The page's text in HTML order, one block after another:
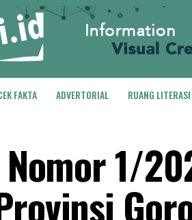
FAKTA ADVERTORIAL RUANG LITERASI
1/